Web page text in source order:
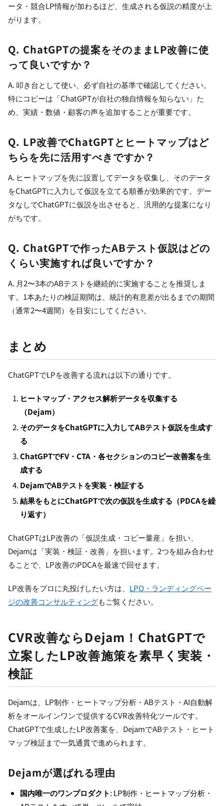
ータ・競合LP情報が加わるほど、生成される仮説の精度が上
がります。
Q. ChatGPTの提案をそのままLP改善に使
って良いですか？
A. 叩き台として使い、必ず自社の基準で確認してください。
特にコピーは「ChatGPTが自社の独自情報を知らない」た
め、実績・数値・顧客の声を追加することが重要です。
Q. LP改善でChatGPTとヒートマップはど
ちらを先に活用すべきですか？
A. ヒートマップを先に設置してデータを収集し、そのデータ
をChatGPTに入力して仮説を立てる順番が効果的です。デー
タなしでChatGPTに仮説を出させると、汎用的な提案になり
がちです。
Q. ChatGPTで作ったABテスト仮説はどの
くらい実施すれば良いですか？
A. 月2〜3本のABテストを継続的に実施することを推奨しま
す。1本あたりの検証期間は、統計的有意差が出るまでの期間
（通常2〜4週間）を目安にしてください。
まとめ
ChatGPTでLPを改善する流れは以下の通りです。
ヒートマップ・アクセス解析データを収集する
（Dejam）
そのデータをChatGPTに入力してABテスト仮説を生成す
る
ChatGPTでFV・CTA・各セクションのコピー改善案を生
成する
DejamでABテストを実装・検証する
結果をもとにChatGPTで次の仮説を生成する（PDCAを繰
り返す）
ChatGPTはLP改善の「仮説生成・コピー量産」を担い、
Dejamは「実装・検証・改善」を担います。2つを組み合わせ
ることで、LP改善のPDCAを最速で回せます。
LP改善をプロに丸投げしたい方は、 LPO・ランディングペー
ジの改善コンサルティングもご覧ください。
CVR改善ならDejam！ChatGPTで
立案したLP改善施策を素早く実装・
検証
Dejamは、LP制作・ヒートマップ分析・ABテスト・AI自動解
析をオールインワンで提供するCVR改善特化ツールです。
ChatGPTで生成したLP改善案を、DejamでABテスト・ヒート
マップ検証まで一気通貫で進められます。
Dejamが選ばれる理由
国内唯一のワンプロダクト: LP制作・ヒートマップ分析・